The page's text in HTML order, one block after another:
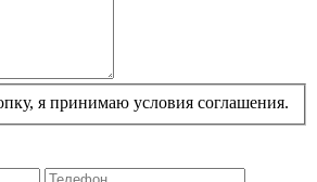
я принимаю условия соглашения.